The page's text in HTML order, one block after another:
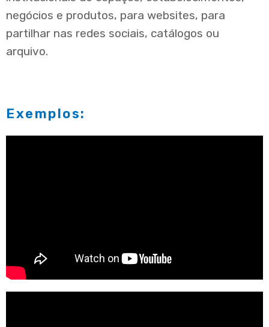
negócios e produtos, para websites, para
partilhar nas redes sociais, catálogos ou
arquivo.
Exemplos: